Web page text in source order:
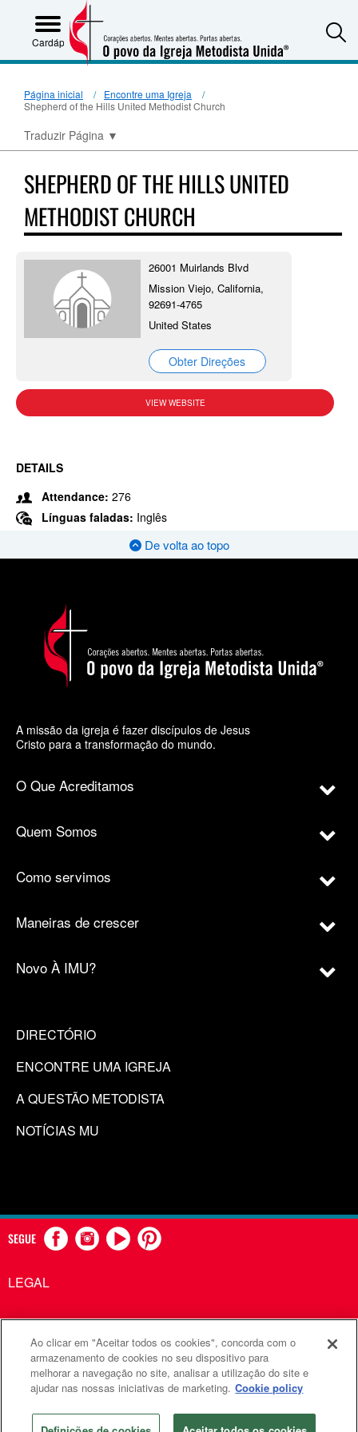
Cardápio
Página inicial
Encontre uma Igreja
Shepherd of the Hills United Methodist Church
Traduzir Página ▼
SHEPHERD OF THE HILLS UNITED
METHODIST CHURCH
26001 Muirlands Blvd
Mission Viejo, California,
92691-4765
United States
Obter Direções
VIEW WEBSITE
DETAILS
Attendance: 276
Línguas faladas: Inglês
De volta ao topo
A missão da igreja é fazer discípulos de Jesus
Cristo para a transformação do mundo.
O Que Acreditamos
Quem Somos
Como servimos
Maneiras de crescer
Novo À IMU?
DIRECTÓRIO
ENCONTRE UMA IGREJA
A QUESTÃO METODISTA
NOTÍCIAS MU
SEGUE
LEGAL
Comunicações Metodistas Unidas é uma agência da Igreja
Metodista Unida
©2026 Comunicações Metodistas Unidas. Todos os direitos
reservados
Ao clicar em "Aceitar todos os cookies", concorda com o
armazenamento de cookies no seu dispositivo para
melhorar a navegação no site, analisar a utilização do site e
ajudar nas nossas iniciativas de marketing. Cookie policy